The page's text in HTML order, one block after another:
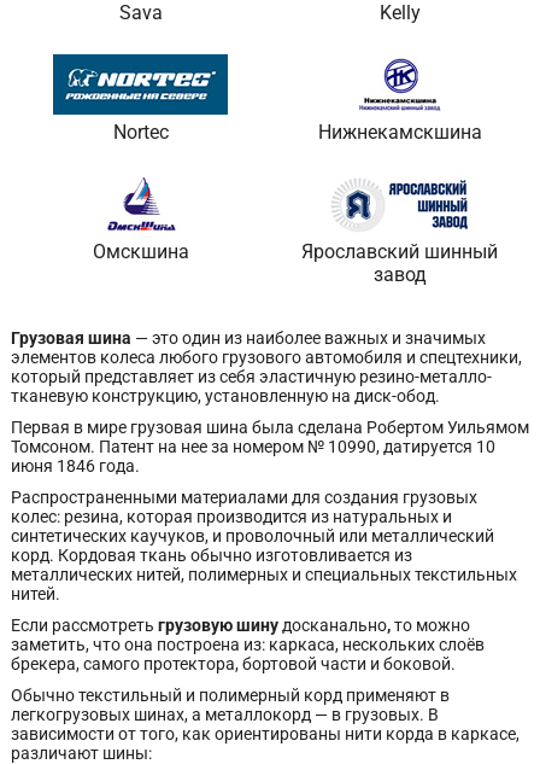
Sava Kelly
Nortec Нижнекамскшина
Омскшина
Ярославский шинный
завод
Грузовая шина — это один из наиболее важных и значимых
элементов колеса любого грузового автомобиля и спецтехники,
который представляет из себя эластичную резино-металло-
тканевую конструкцию, установленную на диск-обод.
Первая в мире грузовая шина была сделана Робертом Уильямом
Томсоном. Патент на нее за номером № 10990, датируется 10
июня 1846 года.
Распространенными материалами для создания грузовых
колес: резина, которая производится из натуральных и
синтетических каучуков, и проволочный или металлический
корд. Кордовая ткань обычно изготовливается из
металлических нитей, полимерных и специальных текстильных
нитей.
Если рассмотреть грузовую шину досканально,то можно
заметить, что она построена из: каркаса, нескольких слоёв
брекера, самого протектора, бортовой части и боковой.
Обычно текстильный и полимерный корд применяют в
легкогрузовых шинах, а металлокорд — в грузовых. В
зависимости от того, как ориентированы нити корда в каркасе,
различают шины: